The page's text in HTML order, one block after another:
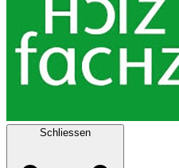
Schliessen